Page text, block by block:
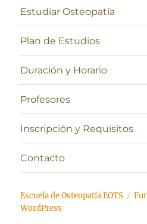
Estudiar Osteopatía
Plan de Estudios
Duración y Horario
Profesores
Inscripción y Requisitos
Contacto
Escuela de Osteopatía EOTS
WordPress